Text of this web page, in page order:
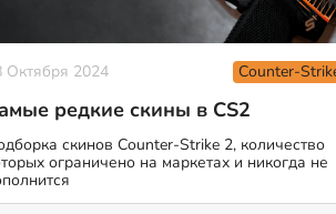
Октября 2024 Counter-
редкие скины в CS2
скинов Counter-Strike 2, количество
ограничено на маркетах и никогда не